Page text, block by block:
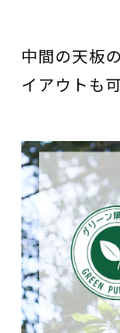
中間の天板
イアウトも